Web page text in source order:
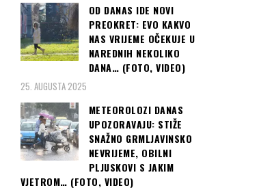
OD DANAS IDE NOVI
PREOKRET: EVO KAKVO
NAS VRIJEME OČEKUJE U
NAREDNIH NEKOLIKO
DANA… (FOTO, VIDEO)
25. AUGUSTA 2025
METEOROLOZI DANAS
UPOZORAVAJU: STIŽE
SNAŽNO GRMLJAVINSKO
NEVRIJEME, OBILNI
PLJUSKOVI S JAKIM
VJETROM… (FOTO, VIDEO)